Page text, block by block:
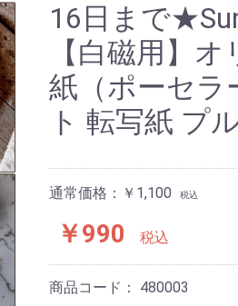
16日まで
【白磁用】
紙（ポーセラ
ト 転写紙 プ
通常価格：￥1,100 税込
￥990 税込
商品コード： 480003